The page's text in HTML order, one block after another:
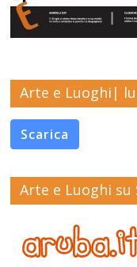
Arte e Luoghi|
Scarica
Arte e Luoghi su